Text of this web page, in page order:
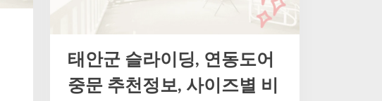
태안군 슬라이딩, 연동도어
중문 추천정보, 사이즈별 비